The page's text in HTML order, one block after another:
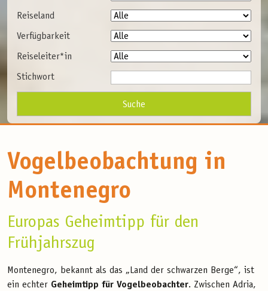
Reiseland
Verfügbarkeit
Reiseleiter*in
Stichwort
Vogelbeobachtung in
Montenegro
Europas Geheimtipp für den
Frühjahrszug
Montenegro, bekannt als das „Land der schwarzen Berge“, ist
ein echter Geheimtipp für Vogelbeobachter. Zwischen Adria,